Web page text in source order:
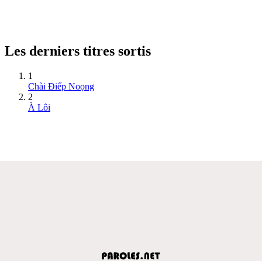
Les derniers titres sortis
1
Chài Điếp Noọng
2
À Lôi